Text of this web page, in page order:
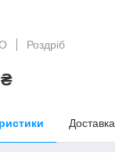
Роздріб
₴
Доставка